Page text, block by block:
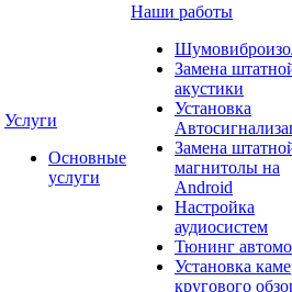
Услуги
Основные
услуги
Наши работы
Замена
акустики
Установка
Замена
магнитолы на
Android
Настройка
аудиосистем
Тюнинг
Установка
кругового